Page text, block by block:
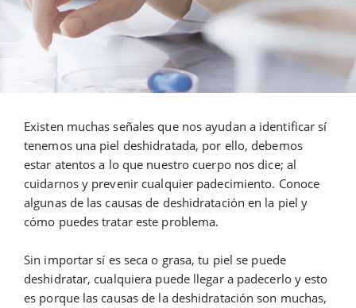
Existen muchas señales que nos ayudan a identificar sí
tenemos una piel deshidratada, por ello, debemos
estar atentos a lo que nuestro cuerpo nos dice; al
cuidarnos y prevenir cualquier padecimiento. Conoce
algunas de las causas de deshidratación en la piel y
cómo puedes tratar este problema.
Sin importar sí es seca o grasa, tu piel se puede
deshidratar, cualquiera puede llegar a padecerlo y esto
es porque las causas de la deshidratación son muchas,